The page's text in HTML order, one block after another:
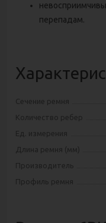
перепадам.
Сечение ремня
Количество ребер
Ед. измерения
Длина ремня (мм)
Производитель
Профиль ремня